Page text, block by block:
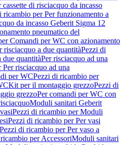
di risciacquo da incasso
ricambio per Per funzionamento a
da incasso Geberit Sigma 12
pneumatico del
Comandi per WC con azionamento
risciacquo a due quantitàPezzi di
due quantitàPer risciacquo ad una
risciacquo ad una
per WCPezzi di ricambio per
Kit per il montaggio grezzoPezzi di
grezzoPer comandi per WC con
Moduli sanitari Geberit
Pezzi di ricambio per Moduli
Pezzi di ricambio per Per vasi
Pezzi di ricambio per Per vaso a
per AccessoriModuli sanitari